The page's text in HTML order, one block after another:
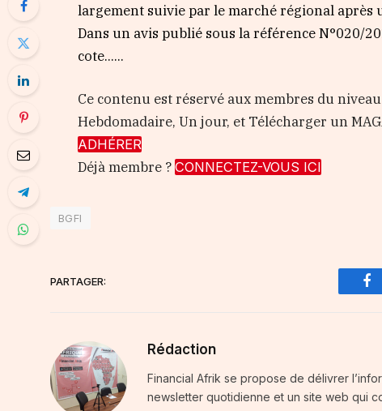
largement suivie par le marché régional
Dans un avis publié sous la référence N°020/
cote…...
Ce contenu est réservé aux membres du
Hebdomadaire, Un jour, et Télécharger un
ADHÉRER
Déjà membre ?CONNECTEZ-VOUS ICI
BGFI
PARTAGER:
Rédaction
Financial Afrik se propose de délivrer
newsletter quotidienne et un site web qui